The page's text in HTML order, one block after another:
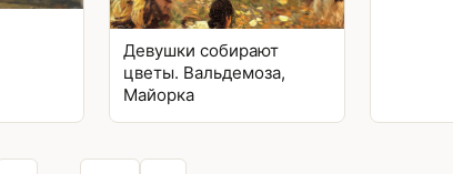
Девушки собирают
цветы. Вальдемоза,
Майорка